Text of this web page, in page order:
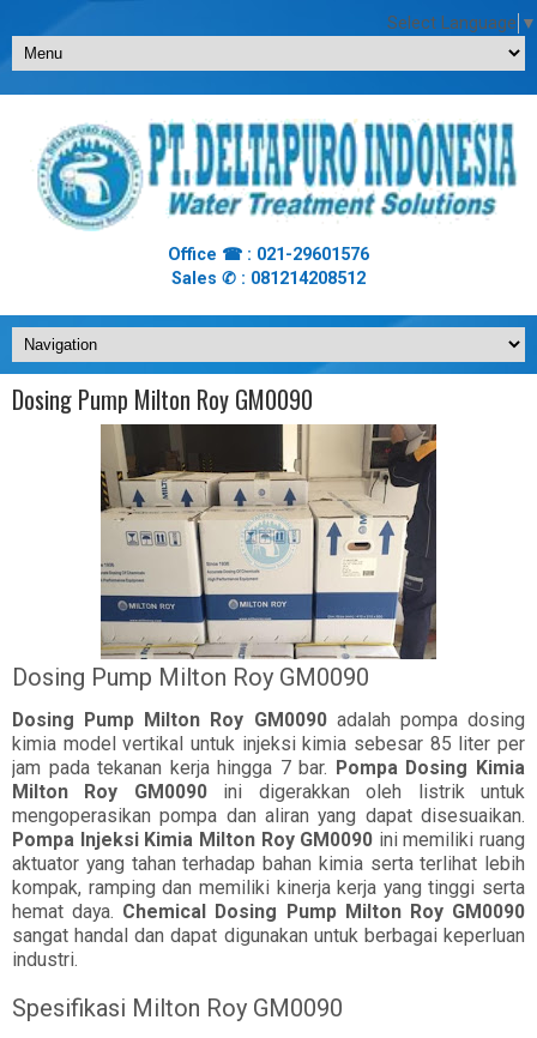
Select Language ▼
Office ☎ : 021-29601576
Sales ✆ : 081214208512
Dosing Pump Milton Roy GM0090
Dosing Pump Milton Roy GM0090
Dosing Pump Milton Roy GM0090adalah pompa dosing
kimia model vertikal untuk injeksi kimia sebesar 85 liter per
jam pada tekanan kerja hingga 7 bar. Pompa Dosing Kimia
Milton Roy GM0090ini digerakkan oleh listrik untuk
mengoperasikan pompa dan aliran yang dapat disesuaikan.
Pompa Injeksi Kimia Milton Roy GM0090 ini memiliki ruang
aktuator yang tahan terhadap bahan kimia serta terlihat lebih
kompak, ramping dan memiliki kinerja kerja yang tinggi serta
hemat daya. Chemical Dosing Pump Milton Roy GM0090
sangat handal dan dapat digunakan untuk berbagai keperluan
industri.
Spesifikasi Milton Roy GM0090